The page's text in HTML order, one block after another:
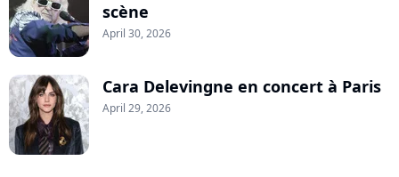
scène
April 30, 2026
Cara Delevingne en concert à Paris
April 29, 2026